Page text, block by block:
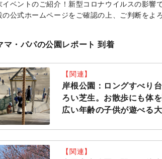
イベントのご紹介！新型コロナウイルスの影響
の公式ホームページをご確認の上、ご判断をよ
マ・パパの公園レポート 到着
【関連】
岸根公園：ロングすべり
ろい芝生。お散歩にも体
広い年齢の子供が遊べる
【関連】